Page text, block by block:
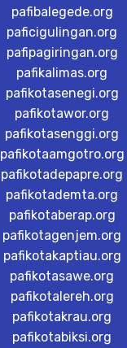
pafibalegede.org
paficigulingan.org
pafipagiringan.org
pafikalimas.org
pafikotasenegi.org
pafikotawor.org
pafikotasenggi.org
pafikotaamgotro.org
pafikotadepapre.org
pafikotademta.org
pafikotaberap.org
pafikotagenjem.org
pafikotakaptiau.org
pafikotasawe.org
pafikotalereh.org
pafikotakrau.org
pafikotabiksi.org